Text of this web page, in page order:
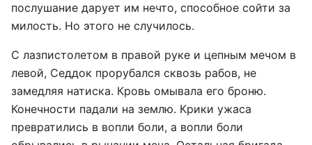
послушание дарует им нечто, способное сойти за
милость. Но этого не случилось.
С лазпистолетом в правой руке и цепным мечом в
левой, Седдок прорубался сквозь рабов, не
замедляя натиска. Кровь омывала его броню.
Конечности падали на землю. Крики ужаса
превратились в вопли боли, а вопли боли